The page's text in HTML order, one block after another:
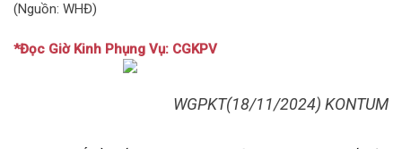
(Nguồn: WHĐ)
*Đọc Giờ Kinh Phụng Vụ: CGKPV
WGPKT(18/11/2024) KONTUM